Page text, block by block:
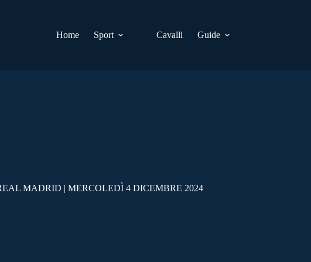
Home
Sport Cavalli Guide
MADRID | MERCOLEDÌ 4 DICEMBRE 2024